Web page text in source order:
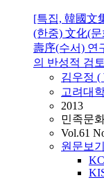
[특집, 韓國文
(한중) 文化(
壽序(수서) 연
의 반성적 검
김우정 (
고려대
2013
민족문
Vol.61
원문보기